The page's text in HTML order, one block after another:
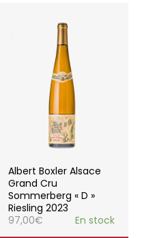
Albert Boxler Alsace
Grand Cru
Sommerberg « D »
Riesling 2023
97,00€ En stock